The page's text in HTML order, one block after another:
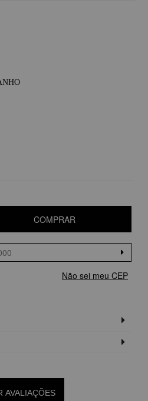
COMPRAR
Não sei meu CEP
AVALIAÇÕES